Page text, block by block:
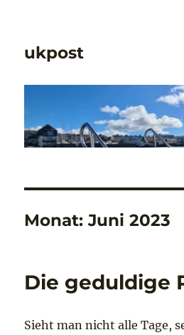
ukpost
Monat:Juni 2023
Die geduldige
Sieht man nicht alle Tage,